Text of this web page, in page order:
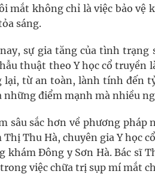
mắt không chỉ là việc bảo vệ
sáng.
sự gia tăng của tình
thuật theo Y học cổ truyền
lại, từ an toàn, lành tính đến
những điểm mạnh mà nhiều
sâu sắc hơn về phương
Thị Thu Hà, chuyên gia Y học
khám Đông y Sơn Hà. Bác sĩ
việc chữa trị sụp mí mắt